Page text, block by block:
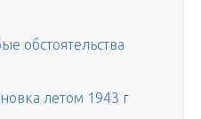
обстоятельства
летом 1943 г